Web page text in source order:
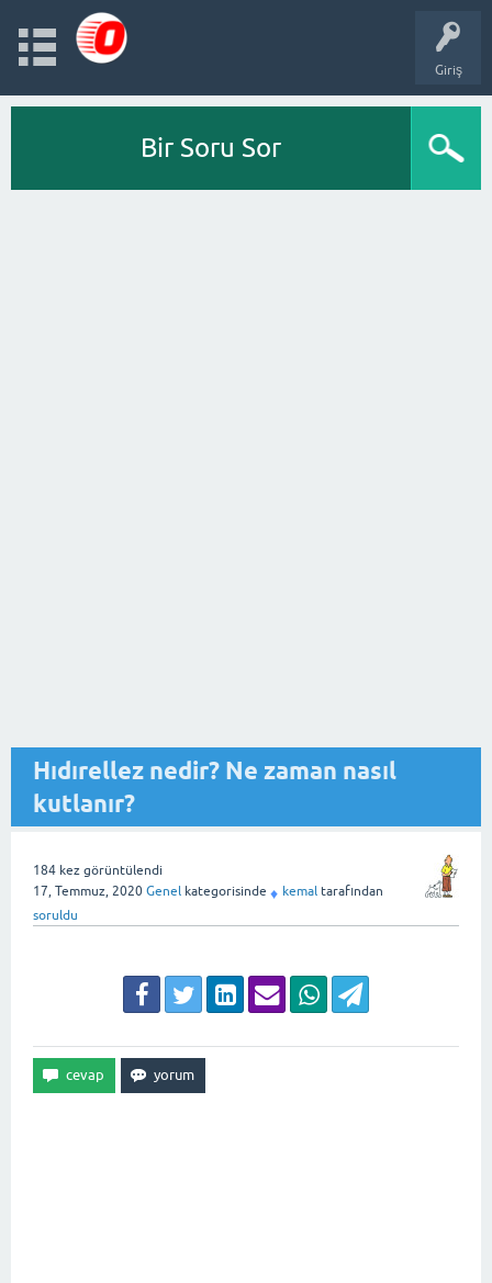
Giriş
Bir Soru Sor
Hıdırellez nedir? Ne zaman nasıl
kutlanır?
184 kez görüntülendi
17, Temmuz, 2020 Genel kategorisinde ♦ kemal tarafından
soruldu